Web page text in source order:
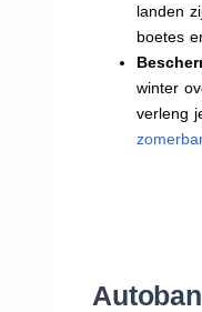
landen
boetes
winter
verleng